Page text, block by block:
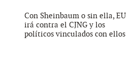
Con Sheinbaum o sin ella, EU
irá contra el CJNG y los
políticos vinculados con ellos